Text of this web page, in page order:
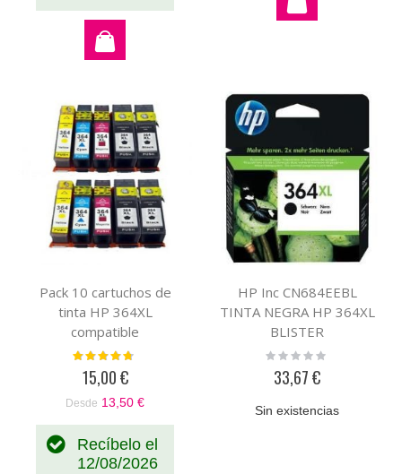
Pack 10 cartuchos de
tinta HP 364XL
compatible
Valoración:
15,00 €
Desde 13,50 €
Recíbelo el
12/08/2026
HP Inc CN684EEBL
TINTA NEGRA HP 364XL
BLISTER
Rating:
33,67 €
Sin existencias